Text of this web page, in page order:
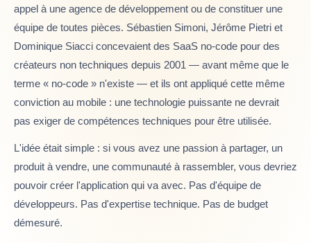
appel à une agence de développement ou de constituer une
équipe de toutes pièces. Sébastien Simoni, Jérôme Pietri et
Dominique Siacci concevaient des SaaS no-code pour des
créateurs non techniques depuis 2001 — avant même que le
terme « no-code » n'existe — et ils ont appliqué cette même
conviction au mobile : une technologie puissante ne devrait
pas exiger de compétences techniques pour être utilisée.
L'idée était simple : si vous avez une passion à partager, un
produit à vendre, une communauté à rassembler, vous devriez
pouvoir créer l'application qui va avec. Pas d'équipe de
développeurs. Pas d'expertise technique. Pas de budget
démesuré.